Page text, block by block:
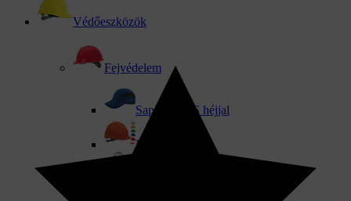
Védőeszközök
Fejvédelem
Sapkák ABS héjjal
Munka sisakok